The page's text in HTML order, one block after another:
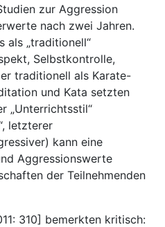
zur Aggression
nach zwei Jahren.
als „traditionell“
Selbstkontrolle,
traditionell als Karate-
und Kata setzten
„Unterrichtsstil“
letzterer
kann eine
Aggressionswerte
der Teilnehmenden
310] bemerkten kritisch: